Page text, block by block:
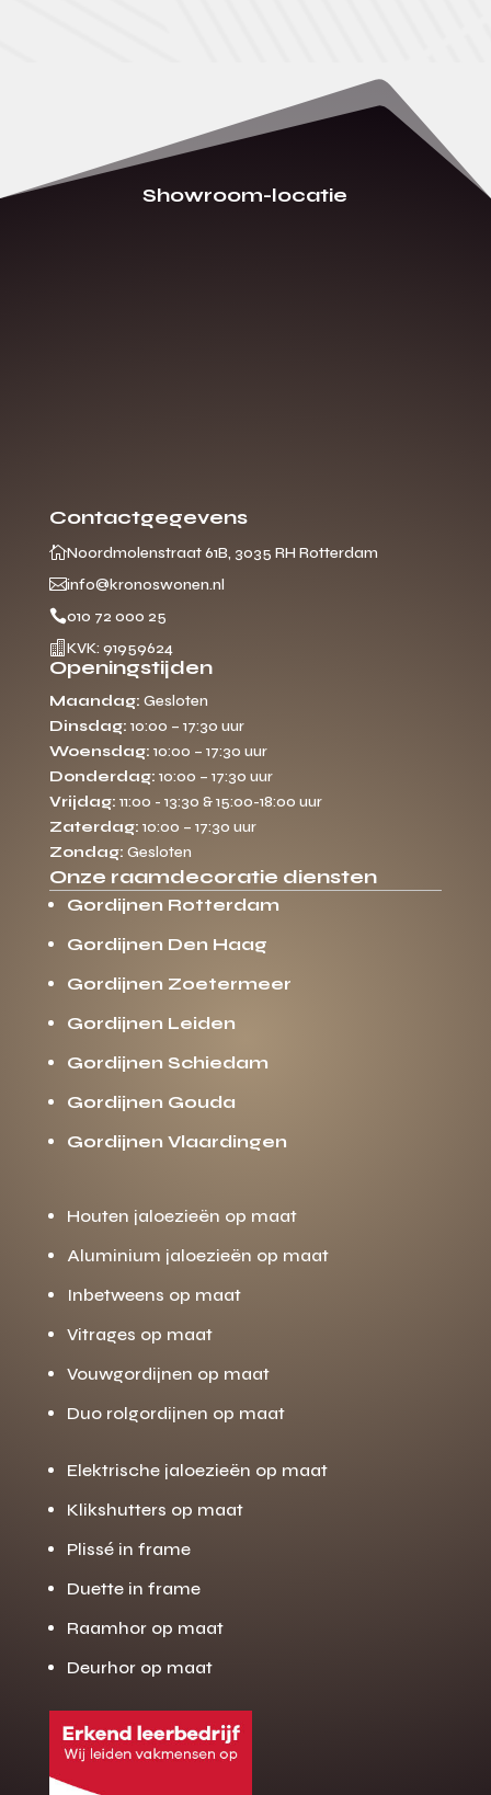
Showroom-locatie
Contactgegevens
Noordmolenstraat 61B, 3035 RH Rotterdam
info@kronoswonen.nl
010 72 000 25
 KVK: 91959624
Openingstijden
Maandag: Gesloten
Dinsdag: 10:00 – 17:30 uur
Woensdag: 10:00 – 17:30 uur
Donderdag: 10:00 – 17:30 uur
Vrijdag: 11:00 - 13:30 & 15:00-18:00 uur
Zaterdag: 10:00 – 17:30 uur
Zondag: Gesloten
Onze raamdecoratie diensten
Gordijnen Rotterdam
Gordijnen Den Haag
Gordijnen Zoetermeer
Gordijnen Leiden
Gordijnen Schiedam
Gordijnen Gouda
Gordijnen Vlaardingen
Houten jaloezieën op maat
Aluminium jaloezieën op maat
Inbetweens op maat
Vitrages op maat
Vouwgordijnen op maat
Duo rolgordijnen op maat
Elektrische jaloezieën op maat
Klikshutters op maat
Plissé in frame
Duette in frame
Raamhor op maat
Deurhor op maat